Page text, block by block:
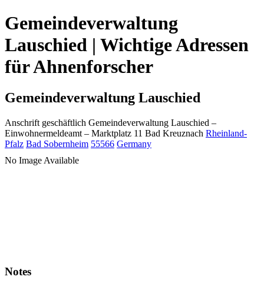
Gemeindeverwaltung
Lauschied | Wichtige Adressen
für Ahnenforscher
Gemeindeverwaltung Lauschied
Anschrift geschäftlich Gemeindeverwaltung Lauschied –
Einwohnermeldeamt – Marktplatz 11 Bad Kreuznach Rheinland-
Pfalz Bad Sobernheim 55566 Germany
No Image Available
Notes